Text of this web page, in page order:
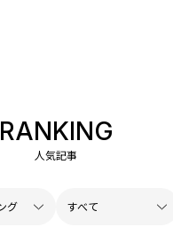
RANKING
人気記事